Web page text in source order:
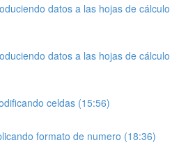
datos a las hojas de cálculo
datos a las hojas de cálculo
celdas (15:56)
formato de numero (18:36)